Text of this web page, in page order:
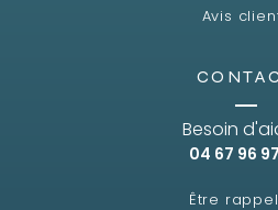
Avis
Besoin
04 67 96
Être